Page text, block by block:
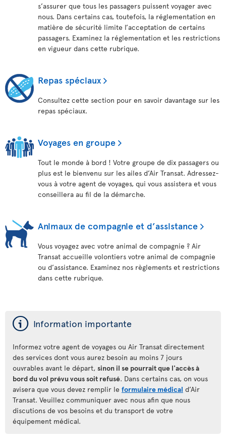
s’assurer que tous les passagers puissent voyager avec
nous. Dans certains cas, toutefois, la réglementation en
matière de sécurité limite l’acceptation de certains
passagers. Examinez la réglementation et les restrictions
en vigueur dans cette rubrique.
Repas spéciaux
Consultez cette section pour en savoir davantage sur les
repas spéciaux.
Voyages en groupe
Tout le monde à bord ! Votre groupe de dix passagers ou
plus est le bienvenu sur les ailes d’Air Transat. Adressez-
vous à votre agent de voyages, qui vous assistera et vous
conseillera au fil de la démarche.
Animaux de compagnie et d’assistance
Vous voyagez avec votre animal de compagnie ? Air
Transat accueille volontiers votre animal de compagnie
ou d’assistance. Examinez nos règlements et restrictions
dans cette rubrique.
ý Information importante
Informez votre agent de voyages ou Air Transat directement
des services dont vous aurez besoin au moins 7 jours
ouvrables avant le départ, sinon il se pourrait que l'accès à
bord du vol prévu vous soit refusé. Dans certains cas, on vous
avisera que vous devez remplir le formulaire médical d’Air
Transat. Veuillez communiquer avec nous afin que nous
discutions de vos besoins et du transport de votre
équipement médical.